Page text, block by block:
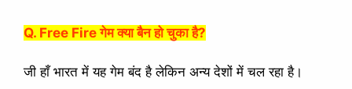
Q. Free Fire गेम क्या बैन हो चुका है?
जी हाँ भारत में यह गेम बंद है लेकिन अन्य देशों में चल रहा है।